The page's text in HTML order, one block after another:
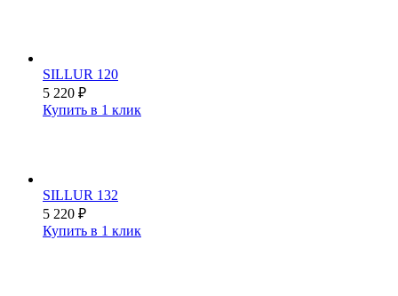
SILLUR 120
5 220 ₽
Купить в 1 клик
SILLUR 132
5 220 ₽
Купить в 1 клик